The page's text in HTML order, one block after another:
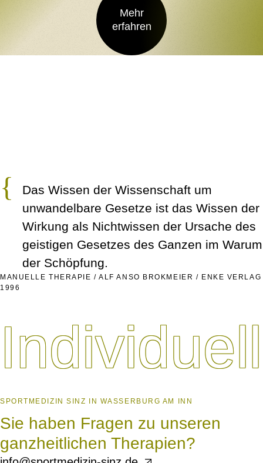
Mehr
erfahren
Das Wissen der Wissenschaft um
unwandelbare Gesetze ist das Wissen der
Wirkung als Nichtwissen der Ursache des
geistigen Gesetzes des Ganzen im Warum
der Schöpfung.
MANUELLE THERAPIE / ALF ANSO BROKMEIER / ENKE VERLAG
1996
SPORTMEDIZIN SINZ IN WASSERBURG AM INN
Sie haben Fragen zu unseren
ganzheitlichen Therapien?